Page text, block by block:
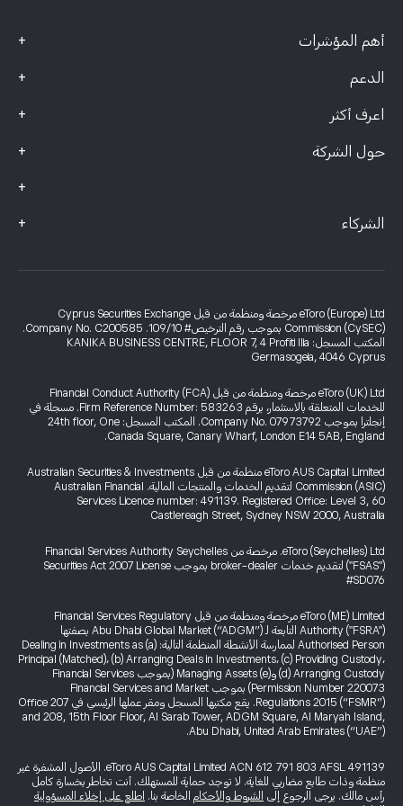
أهم المؤشرات +
الدعم +
اعرف أكثر +
حول الشركة +
+
الشركاء +
eToro (Europe) Ltd مرخصة ومنظمة من قبل Cyprus Securities Exchange
Commission (CySEC) بموجب رقم الترخيص# 109/10. Company No. C200585.
المكتب المسجل: KANIKA BUSINESS CENTRE, FLOOR 7, 4 Profiti Ilia
Germasogeia, 4046 Cyprus
eToro (UK) Ltd مرخصة ومنظمة من قبل Financial Conduct Authority (FCA)
للخدمات المتعلقة بالاستثمار، برقم Firm Reference Number: 583263. مسجلة في
إنجلترا بموجب Company No. 07973792. المكتب المسجل: 24th floor, One
Canada Square, Canary Wharf, London E14 5AB, England.
eToro AUS Capital Limited منظمة من قبل Australian Securities & Investments
Commission (ASIC) لتقديم الخدمات والمنتجات المالية. Australian Financial
Services Licence number: 491139. Registered Office: Level 3, 60
Castlereagh Street, Sydney NSW 2000, Australia
eToro (Seychelles) Ltd. مرخصة من Financial Services Authority Seychelles
("FSAS") لتقديم خدمات broker-dealer بموجب Securities Act 2007 License
#SD076
eToro (ME) Limited مرخصة ومنظمة من قبل Financial Services Regulatory
Authority ("FSRA") التابعة لـ Abu Dhabi Global Market (“ADGM”) بصفتها
Authorised Person لممارسة الأنشطة المنظمة التالية: (a) Dealing in Investments as
Principal (Matched)، (b) Arranging Deals in Investments، (c) Providing Custody،
(d) Arranging Custody و(e) Managing Assets (بموجب Financial Services
Permission Number 220073) بموجب Financial Services and Market
Regulations 2015 (“FSMR”). يقع مكتبها المسجل ومقر عملها الرئيسي في Office 207
and 208, 15th Floor Floor, Al Sarab Tower, ADGM Square, Al Maryah Island,
Abu Dhabi, United Arab Emirates (“UAE”).
eToro AUS Capital Limited ACN 612 791 803 AFSL 491139. الأصول المشفرة غير
منظمة وذات طابع مضاربي للغاية. لا توجد حماية للمستهلك. أنت تخاطر بخسارة كامل
رأس مالك. يرجى الرجوع إلى الشروط والأحكام الخاصة بنا. اطلع على إخلاء المسؤولية